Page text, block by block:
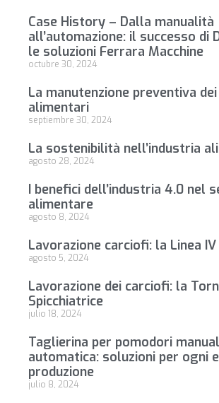
Case History – Dalla manualità
all’automazione: il successo di
le soluzioni Ferrara Macchine
octubre 30, 2024
La manutenzione preventiva
alimentari
septiembre 30, 2024
La sostenibilità nell’industria
agosto 28, 2024
I benefici dell’industria 4.0 nel
alimentare
agosto 8, 2024
Lavorazione carciofi: la Linea IV
agosto 5, 2024
Lavorazione dei carciofi: la
Spicchiatrice
julio 18, 2024
Taglierina per pomodori
automatica: soluzioni per ogni
produzione
julio 8, 2024